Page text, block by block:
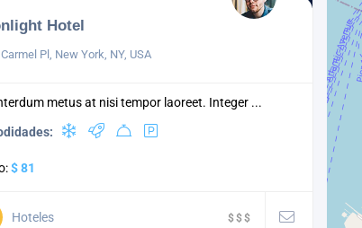
Hotel
Pl, New York, NY, USA
metus at nisi tempor laoreet. Integer ...
$ 81
Hoteles $$$